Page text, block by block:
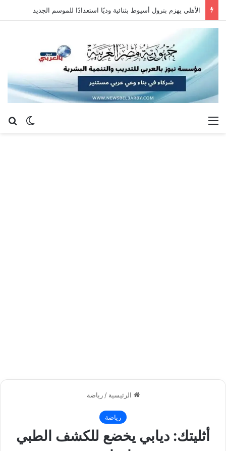
الأهلي يهزم بترول أسيوط بثنائية وديًا استعدادًا للموسم الجديد
الوضع القائمة
الرئيسية / رياضة
رياضة
أثليتك: ديابي يخضع للكشف الطبي